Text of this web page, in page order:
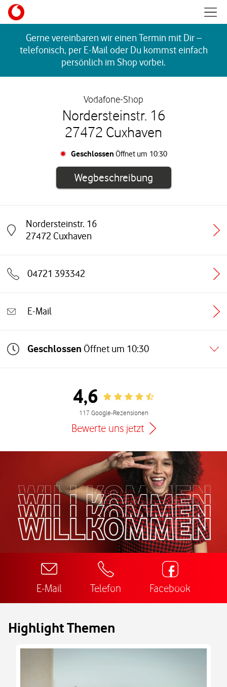
Skip to content
Gerne vereinbaren wir einen Termin mit Dir –
telefonisch, per E-Mail oder Du kommst einfach
persönlich im Shop vorbei.
Vodafone-Shop
Nordersteinstr. 16
27472 Cuxhaven
Geschlossen Öffnet um 10:30
WegbeschreibungLink öffnet in
Nordersteinstr. 16
27472 Cuxhaven
Link öffnet in einem neuen Tab
04721 393342
E-Mail
Geschlossen Öffnet um 10:30
4,6 Rating 4.6
117 Google-Rezensionen
Bewerte uns jetzt
E-Mail Telefon Facebook
Highlight Themen